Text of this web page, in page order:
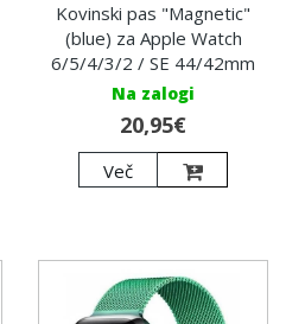
Kovinski pas "Magnetic"
(blue) za Apple Watch
6/5/4/3/2 / SE 44/42mm
Na zalogi
20,95€
Več